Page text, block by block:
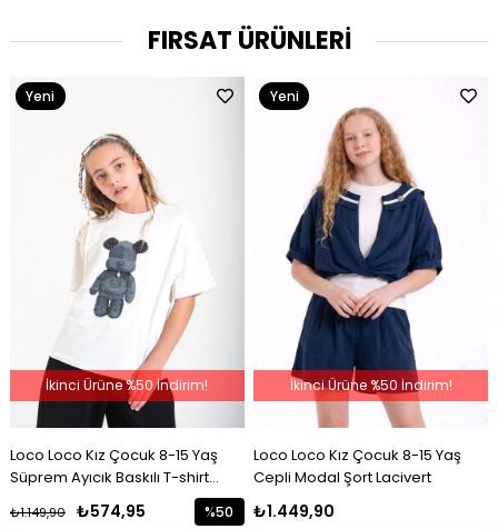
FIRSAT ÜRÜNLERİ
Loco Loco Kız Çocuk 8-15 Yaş
Süprem Ayıcık Baskılı T-shirt
₺574,95
₺1.149,90
%50
Yeni
İkinci Ürüne %50 İndirim!
Loco Loco Kız Çocuk 8-15 Yaş
Cepli Modal Şort Lacivert
₺1.449,90
Yeni
İkinci Ürüne %50 İndirim!